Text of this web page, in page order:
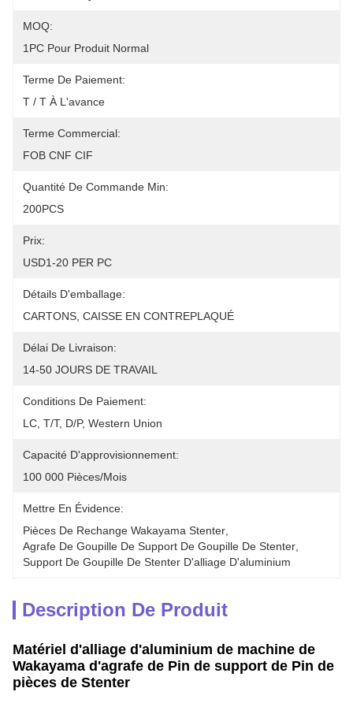
MOQ:
1PC Pour Produit Normal
Terme De Paiement:
T / T À L'avance
Terme Commercial:
FOB CNF CIF
Quantité De Commande Min:
200PCS
Prix:
USD1-20 PER PC
Détails D'emballage:
CARTONS, CAISSE EN CONTREPLAQUÉ
Délai De Livraison:
14-50 JOURS DE TRAVAIL
Conditions De Paiement:
LC, T/T, D/P, Western Union
Capacité D'approvisionnement:
100 000 Pièces/mois
Mettre En Évidence:
Pièces De Rechange Wakayama Stenter
Agrafe De Goupille De Support De Goupille De Stenter
Support De Goupille De Stenter D'alliage D'aluminium
Description De Produit
Matériel d'alliage d'aluminium de machine de
Wakayama d'agrafe de Pin de support de Pin de
pièces de Stenter